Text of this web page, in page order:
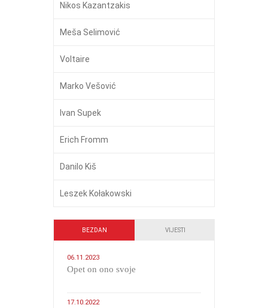
Nikos Kazantzakis
Meša Selimović
Voltaire
Marko Vešović
Ivan Supek
Erich Fromm
Danilo Kiš
Leszek Kołakowski
BEZDAN VIJESTI
06.11.2023
​Opet on ono svoje
17.10.2022